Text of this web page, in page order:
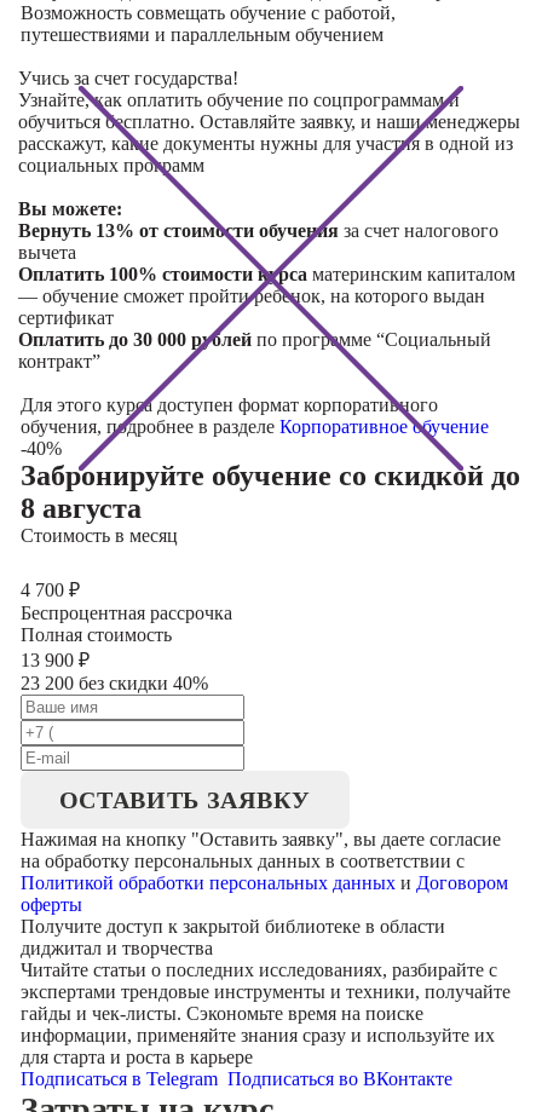
Возможность совмещать обучение с работой,
путешествиями и параллельным обучением
Учись за счет государства!
Узнайте, как оплатить обучение по соцпрограммам и
обучиться бесплатно. Оставляйте заявку, и наши менеджеры
расскажут, какие документы нужны для участия в одной из
социальных программ
Вы можете:
Вернуть 13% от стоимости обучения за счет налогового
вычета
Оплатить 100% стоимости курса материнским капиталом
— обучение сможет пройти ребенок, на которого выдан
сертификат
Оплатить до 30 000 рублей по программе “Социальный
контракт”
Для этого курса доступен формат корпоративного
обучения, подробнее в разделе Корпоративное обучение
-40%
Забронируйте обучение со скидкой до
8 августа
Стоимость в месяц
4 700 ₽
Беспроцентная рассрочка
Полная стоимость
13 900 ₽
23 200 без скидки 40%
ОСТАВИТЬ ЗАЯВКУ
Нажимая на кнопку "Оставить заявку", вы даете согласие
на обработку персональных данных в соответствии с
Политикой обработки персональных данныхи Договором
оферты
Получите доступ к закрытой библиотекев области
диджитал и творчества
Читайте статьи о последних исследованиях, разбирайте с
экспертами трендовые инструменты и техники, получайте
гайды и чек-листы. Сэкономьте время на поиске
информации, применяйте знания сразу и используйте их
для старта и роста в карьере
Подписаться в Telegram Подписаться во ВКонтакте